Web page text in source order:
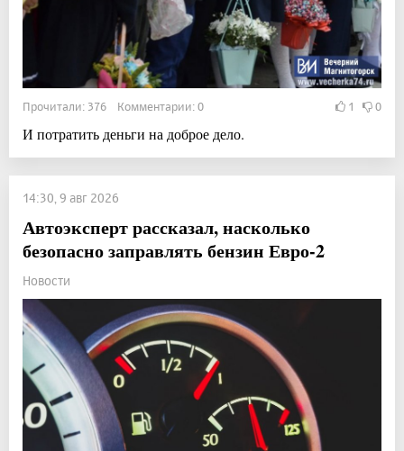
Прочитали: 376 Комментарии: 0 1 0
И потратить деньги на доброе дело.
14:30, 9 авг 2026
Автоэксперт рассказал, насколько
безопасно заправлять бензин Евро-2
Новости